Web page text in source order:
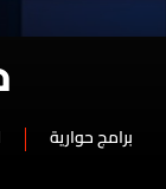
برامج حوارية